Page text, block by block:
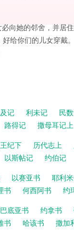
向她的邻舍，并居
给你们的儿女穿戴
记 利未记 民
路得记 撒母耳记上
纪下 历代志上
以斯帖记 约伯记
以赛亚书 耶利
书 何西阿书
约
底亚书 约拿书
书 哈该书
撒加